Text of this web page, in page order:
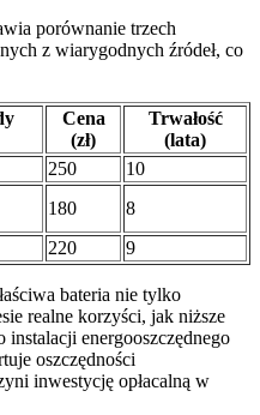
porównanie trzech
z wiarygodnych źródeł, co
Cena
(zł)
Trwałość
(lata)
250
10
180
8
220 9
bateria nie tylko
realne korzyści, jak niższe
energooszczędnego
oszczędności
inwestycję opłacalną w